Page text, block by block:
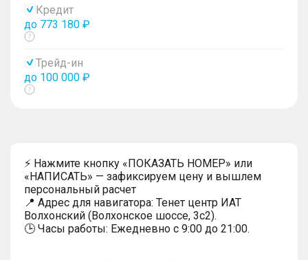
Кредит
до 773 180 ₽
Показать
Трейд-ин
до 100 000 ₽
Показать
⚡ Нажмите кнопку «ПОКАЗАТЬ НОМЕР» или
«НАПИСАТЬ» — зафиксируем цену и вышлем
персональный расчет
📍 Адрес для навигатора: Тенет центр ИАТ
Волхонский (Волхонское шоссе, 3с2).
🕒 Часы работы: Ежедневно с 9:00 до 21:00.